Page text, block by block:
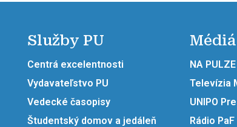
Služby PU
Centrá excelentnosti
Vydavateľstvo PU
Vedecké časopisy
Študentský domov a jedáleň
Médiá
NA PULZE
Televízia
UNIPO
Rádio PaF